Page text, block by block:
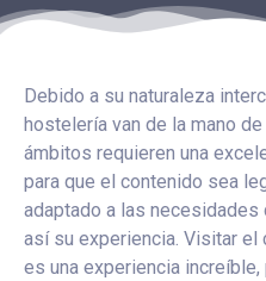
Debido a su naturaleza
hostelería van de la mano
ámbitos requieren una
para que el contenido sea
adaptado a las necesidades
así su experiencia. Visitar el
es una experiencia